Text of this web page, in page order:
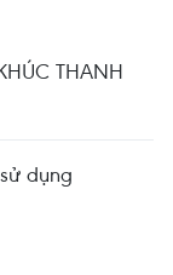
THANH
dụng